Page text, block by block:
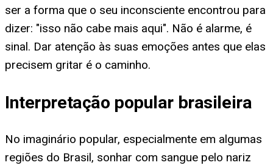
ser a forma que o seu inconsciente encontrou para
dizer: "isso não cabe mais aqui". Não é alarme, é
sinal. Dar atenção às suas emoções antes que elas
precisem gritar é o caminho.
Interpretação popular brasileira
No imaginário popular, especialmente em algumas
regiões do Brasil, sonhar com sangue pelo nariz